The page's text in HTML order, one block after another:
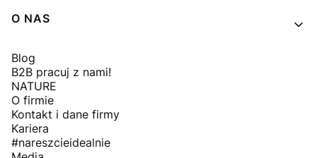
O NAS
Blog
B2B pracuj z nami!
NATURE
O firmie
Kontakt i dane firmy
Kariera
#nareszcieidealnie